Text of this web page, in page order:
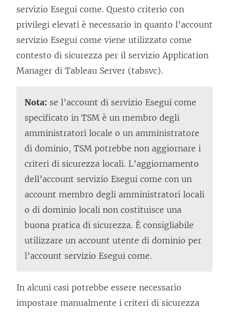
servizio Esegui come. Questo criterio con
privilegi elevati è necessario in quanto l’account
servizio Esegui come viene utilizzato come
contesto di sicurezza per il servizio Application
Manager di Tableau Server (tabsvc).
Nota: se l’account di servizio Esegui come
specificato in TSM è un membro degli
amministratori locale o un amministratore
di dominio, TSM potrebbe non aggiornare i
criteri di sicurezza locali. L’aggiornamento
dell’account servizio Esegui come con un
account membro degli amministratori locali
o di dominio locali non costituisce una
buona pratica di sicurezza. È consigliabile
utilizzare un account utente di dominio per
l’account servizio Esegui come.
In alcuni casi potrebbe essere necessario
impostare manualmente i criteri di sicurezza